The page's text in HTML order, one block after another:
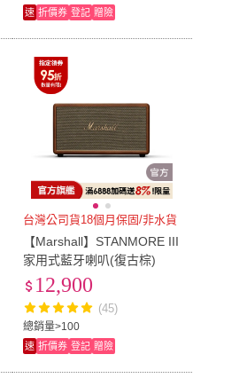
速 折價券 登記 贈險
台灣公司貨18個月保固/非水貨
【Marshall】STANMORE III
家用式藍牙喇叭(復古棕)
總銷量>100
12,900
(45)
速 折價券 登記 贈險